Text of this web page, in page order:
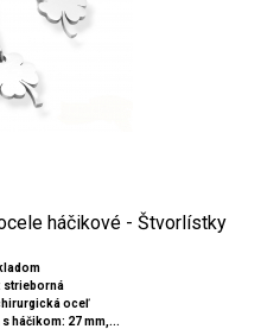
háčikové - Štvorlístky
strieborná
oceľ
háčikom: 27 mm,...